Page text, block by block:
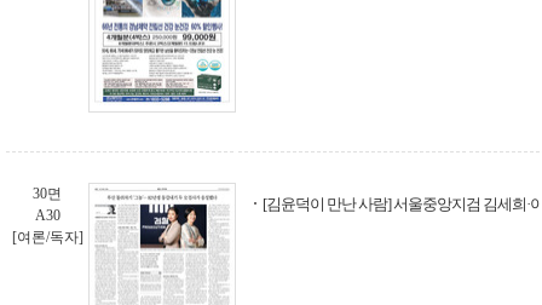
30면
A30
[여론/독자]
[김윤덕이 만난 사람] 서울중앙지검 김세희·